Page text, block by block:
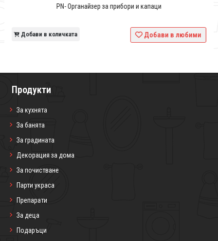
PN- Органайзер за прибори и капаци
Добави в количката Добави в любими
Продукти
За кухнята
За банята
За градината
Декорация за дома
За почистване
Парти украса
Препарати
За деца
Подаръци